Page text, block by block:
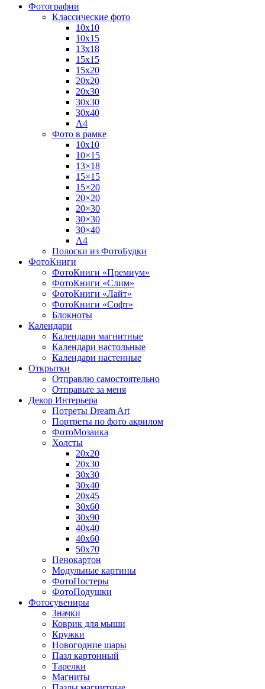
Фотографии
Классические фото
10х10
10х15
13х18
15х15
15х20
20х20
20х30
30х30
30х40
А4
Фото в рамке
10х10
10×15
13×18
15×15
15×20
20×20
20×30
30×30
30×40
A4
Полоски из ФотоБудки
ФотоКниги
ФотоКниги «Премиум»
ФотоКниги «Слим»
ФотоКниги «Лайт»
ФотоКниги «Софт»
Блокноты
Календари
Календари магнитные
Календари настольные
Календари настенные
Открытки
Отправлю самостоятельно
Отправьте за меня
Декор Интерьера
Потреты Dream Art
Портреты по фото акрилом
ФотоМозаика
Холсты
20х20
20х30
30х30
30х40
20х45
30х60
30х90
40х40
40х60
50х70
Пенокартон
Модульные картины
ФотоПостеры
ФотоПодушки
Фотоcувениры
Значки
Коврик для мыши
Кружки
Новогодние шары
Пазл картонный
Тарелки
Магниты